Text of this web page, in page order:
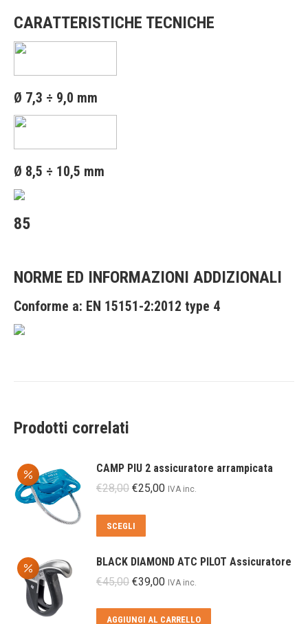
CARATTERISTICHE TECNICHE
Ø 7,3 ÷ 9,0 mm
Ø 8,5 ÷ 10,5 mm
85
NORME ED INFORMAZIONI ADDIZIONALI
Conforme a: EN 15151-2:2012 type 4
Prodotti correlati
CAMP PIU 2 assicuratore arrampicata
€28,00 Il
originale
era:
€25,00IlIVA inc.
SCEGLI
prodotto
ha
varianti.
opzioni
BLACK DIAMOND ATC PILOT Assicuratore
€45,00 Il
originale
€39,00Il
attuale
IVA inc.
AGGIUNGI AL CARRELLO